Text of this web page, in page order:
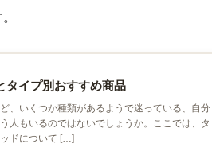
タイプ別おすすめ商品
、いくつか種類があるようで迷っている、自分
人もいるのではないでしょうか。ここでは、タ
ドについて […]